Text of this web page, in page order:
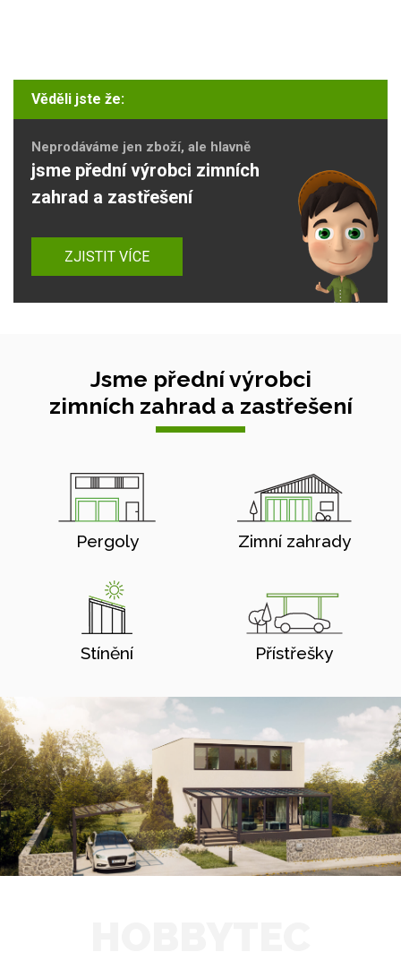
Věděli jste že:
Neprodáváme jen zboží, ale hlavně
jsme přední výrobci zimních
zahrad a zastřešení
ZJISTIT VÍCE
Jsme přední výrobci
zimních zahrad a zastřešení
Pergoly Zimní zahrady
Stínění Přístřešky